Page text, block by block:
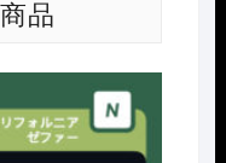
品